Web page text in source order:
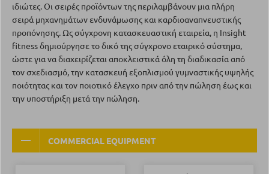
ιδιώτες. Οι σειρές προϊόντων της περιλαμβάνουν μια πλήρη
σειρά μηχανημάτων ενδυνάμωσης και καρδιοαναπνευστικής
προπόνησης. Ως σύγχρονη κατασκευαστική εταιρεία, η Insight
fitness δημιούργησε το δικό της σύγχρονο εταιρικό σύστημα,
ώστε για να διαχειρίζεται αποκλειστικά όλη τη διαδικασία από
τον σχεδιασμό, την κατασκευή εξοπλισμού γυμναστικής υψηλής
ποιότητας και τον ποιοτικό έλεγχο πριν από την πώληση έως και
την υποστήριξη μετά την πώληση.
COMMERCIAL EQUIPMENT